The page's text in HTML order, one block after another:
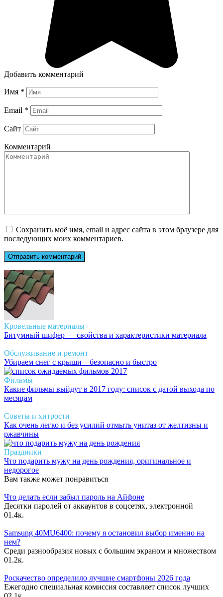
Добавить комментарий
Имя *
Email *
Сайт
Комментарий
Сохранить моё имя, email и адрес сайта в этом браузере для
последующих моих комментариев.
Кровельные материалы
Битумный шифер — свойства и характеристики материала
Обслуживание и ремонт
Убираем снег с крыши – безопасно и быстро
Фильмы
Какие фильмы выйдут в 2017 году: список с датой выхода по
месяцам
Советы и хитрости
Как очень легко и без усилий отмыть унитаз от желтизны и
ржавчины
Праздники
Что подарить мужу на день рождения, оригинальное и
недорогое
Вам также может понравиться
Что делать если забыл пароль на Айфоне
Десятки паролей от аккаунтов в соцсетях, электронной
01.4к.
Samsung 40MU6400: почему я остановил выбор именно на
нем?
Среди разнообразия новых с большим экраном и множеством
01.2к.
Роскачество определило лучшие смартфоны 2026 года
Ежегодно специальная комиссия составляет список лучших